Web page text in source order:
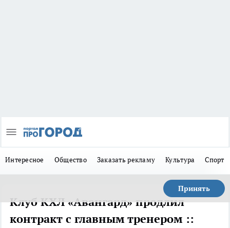
Интересное Общество Заказать рекламу Культура Спорт
Принять
Клуб КХЛ «Авангард» продлил
контракт с главным тренером ::